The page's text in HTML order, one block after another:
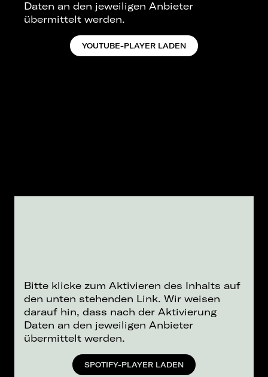
Daten an den jeweiligen Anbieter
übermittelt werden.
YOUTUBE-PLAYER LADEN
Bitte klicke zum Aktivieren des Inhalts auf
den unten stehenden Link. Wir weisen
darauf hin, dass nach der Aktivierung
Daten an den jeweiligen Anbieter
übermittelt werden.
SPOTIFY-PLAYER LADEN